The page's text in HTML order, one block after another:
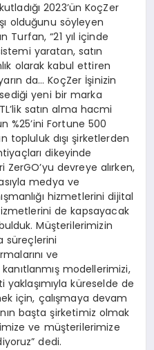
2023’ün KoçZer
olduğunu söyleyen
Turfan, “21 yıl içinde
yaratan, satın
olarak kabul ettiren
da… KoçZer İşinizin
yeni bir marka
satın alma hacmi
%25’ini Fortune 500
topluluk dışı şirketlerden
dikeyinde
ZerGO’yu devreye alırken,
medya ve
hizmetlerini dijital
de kapsayacak
Müşterilerimizin
süreçlerini
ve
modellerimizi,
küreselde de
için, çalışmaya devam
başta şirketimiz olmak
ve müşterilerimize
dedi.